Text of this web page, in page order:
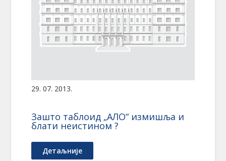
29. 07. 2013.
Зашто таблоид „АЛО“ измишља и
блати неистином ?
Детаљније